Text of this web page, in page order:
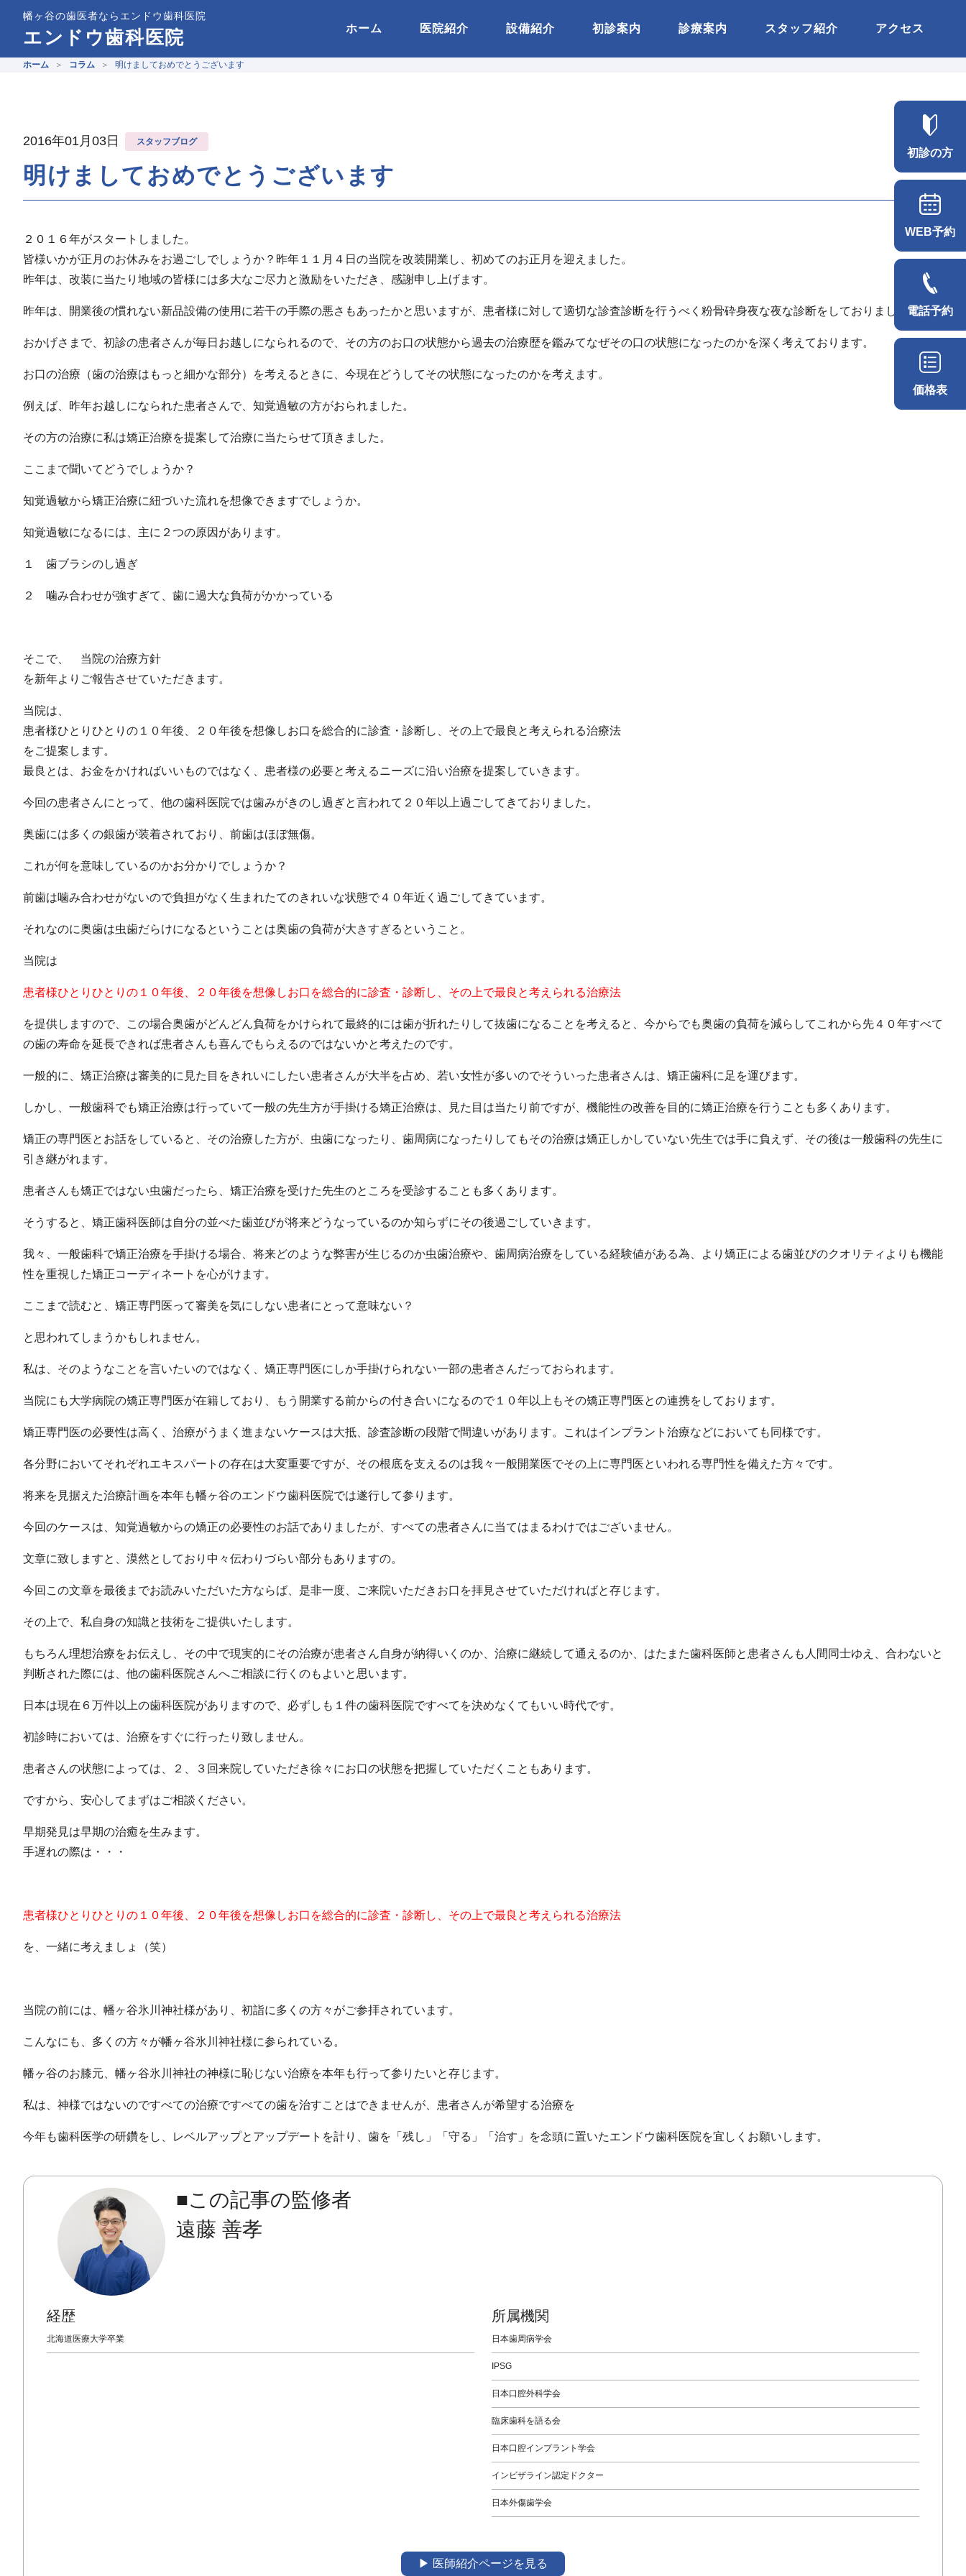
幡ヶ谷の歯医者ならエンドウ歯科医院
エンドウ歯科医院 ホーム 医院紹介 設備紹介 初診案内 診療案内 スタッフ紹介 アクセス
ホーム コラム 明けましておめでとうございます
2016年01月03日 スタッフブログ
明けましておめでとうございます
２０１６年がスタートしました。
皆様いかが正月のお休みをお過ごしでしょうか？昨年１１月４日の当院を改装開業し、初めてのお正月を迎えました。
昨年は、改装に当たり地域の皆様には多大なご尽力と激励をいただき、感謝申し上げます。
昨年は、開業後の慣れない新品設備の使用に若干の手際の悪さもあったかと思いますが、患者様に対して適切な診査診断を行うべく粉骨砕身夜な夜な診断をしておりました。
おかげさまで、初診の患者さんが毎日お越しになられるので、その方のお口の状態から過去の治療歴を鑑みてなぜその口の状態になったのかを深く考えております。
お口の治療（歯の治療はもっと細かな部分）を考えるときに、今現在どうしてその状態になったのかを考えます。
例えば、昨年お越しになられた患者さんで、知覚過敏の方がおられました。
その方の治療に私は矯正治療を提案して治療に当たらせて頂きました。
ここまで聞いてどうでしょうか？
知覚過敏から矯正治療に紐づいた流れを想像できますでしょうか。
知覚過敏になるには、主に２つの原因があります。
１ 歯ブラシのし過ぎ
２ 噛み合わせが強すぎて、歯に過大な負荷がかかっている
そこで、 当院の治療方針
を新年よりご報告させていただきます。
当院は、
患者様ひとりひとりの１０年後、２０年後を想像しお口を総合的に診査・診断し、その上で最良と考えられる治療法
をご提案します。
最良とは、 お金をかければいいものではなく、患者様の必要と考えるニーズに沿い治療を提案していきます。
今回の患者さんにとって、他の歯科医院では歯みがきのし過ぎと言われて２０年以上過ごしてきておりました。
奥歯には多くの銀歯が装着されており、前歯はほぼ無傷。
これが何を意味しているのかお分かりでしょうか？
前歯は噛み合わせがないので負担がなく生まれたてのきれいな状態で４０年近く過ごしてきています。
それなのに奥歯は虫歯だらけになるということは奥歯の負荷が大きすぎるということ。
当院は
患者様ひとりひとりの１０年後、２０年後を想像しお口を総合的に診査・診断し、その上で最良と考えられる治療法
を提供しますので、この場合奥歯がどんどん負荷をかけられて最終的には歯が折れたりして抜歯になることを考えると、今からでも奥歯の負荷を減らしてこれから先４０年すべて
の歯の寿命を延長できれば患者さんも喜んでもらえるのではないかと考えたのです。
一般的に、矯正治療は審美的に見た目をきれいにしたい患者さんが大半を占め、若い女性が多いのでそういった患者さんは、矯正歯科に足を運びます。
しかし、一般歯科でも矯正治療は行っていて一般の先生方が手掛ける矯正治療は、見た目は当たり前ですが、機能性の改善を目的に矯正治療を行うことも多くあります。
矯正の専門医とお話をしていると、その治療した方が、虫歯になったり、歯周病になったりしてもその治療は矯正しかしていない先生では手に負えず、その後は一般歯科の先生に
引き継がれます。
患者さんも矯正ではない虫歯だったら、矯正治療を受けた先生のところを受診することも多くあります。
そうすると、矯正歯科医師は自分の並べた歯並びが将来どうなっているのか知らずにその後過ごしていきます。
我々、一般歯科で矯正治療を手掛ける場合、将来どのような弊害が生じるのか虫歯治療や、歯周病治療をしている経験値がある為、より矯正による歯並びのクオリティよりも機能
性を重視した矯正コーディネートを心がけます。
ここまで読むと、矯正専門医って審美を気にしない患者にとって意味ない？
と思われてしまうかもしれません。
私は、そのようなことを言いたいのではなく、矯正専門医にしか手掛けられない一部の患者さんだっておられます。
当院にも大学病院の矯正専門医が在籍しており、もう開業する前からの付き合いになるので１０年以上もその矯正専門医との連携をしております。
矯正専門医の必要性は高く、治療がうまく進まないケースは大抵、診査診断の段階で間違いがあります。これはインプラント治療などにおいても同様です。
各分野においてそれぞれエキスパートの存在は大変重要ですが、その根底を支えるのは我々一般開業医でその上に専門医といわれる専門性を備えた方々です。
将来を見据えた治療計画を本年も幡ヶ谷のエンドウ歯科医院では遂行して参ります。
今回のケースは、知覚過敏からの矯正の必要性のお話でありましたが、すべての患者さんに当てはまるわけではございません。
文章に致しますと、漠然としており中々伝わりづらい部分もありますの。
今回この文章を最後までお読みいただいた方ならば、是非一度、ご来院いただきお口を拝見させていただければと存じます。
その上で、私自身の知識と技術をご提供いたします。
もちろん理想治療をお伝えし、その中で現実的にその治療が患者さん自身が納得いくのか、治療に継続して通えるのか、はたまた歯科医師と患者さんも人間同士ゆえ、合わないと
判断された際には、他の歯科医院さんへご相談に行くのもよいと思います。
日本は現在６万件以上の歯科医院がありますので、必ずしも１件の歯科医院ですべてを決めなくてもいい時代です。
初診時においては、治療をすぐに行ったり致しません。
患者さんの状態によっては、２、３回来院していただき徐々にお口の状態を把握していただくこともあります。
ですから、安心してまずはご相談ください。
早期発見は早期の治癒を生みます。
手遅れの際は・・・
患者様ひとりひとりの１０年後、２０年後を想像しお口を総合的に診査・診断し、その上で最良と考えられる治療法
を、一緒に考えましょ（笑）
当院の前には、幡ヶ谷氷川神社様があり、初詣に多くの方々がご参拝されています。
こんなにも、多くの方々が幡ヶ谷氷川神社様に参られている。
幡ヶ谷のお膝元、幡ヶ谷氷川神社の神様に恥じない治療を本年も行って参りたいと存じます。
私は、神様ではないのですべての治療ですべての歯を治すことはできませんが、患者さんが希望する治療を
今年も歯科医学の研鑽をし、レベルアップとアップデートを計り、 歯を「残し」「守る」「治す」 を念頭に置いたエンドウ歯科医院を宜しくお願いします。
■この記事の監修者
遠藤 善孝
経歴
北海道医療大学卒業
所属機関
日本歯周病学会
IPSG
日本口腔外科学会
臨床歯科を語る会
日本口腔インプラント学会
インビザライン認定ドクター
日本外傷歯学会
▶︎ 医師紹介ページを見る
初診の方
WEB予約
電話予約
価格表